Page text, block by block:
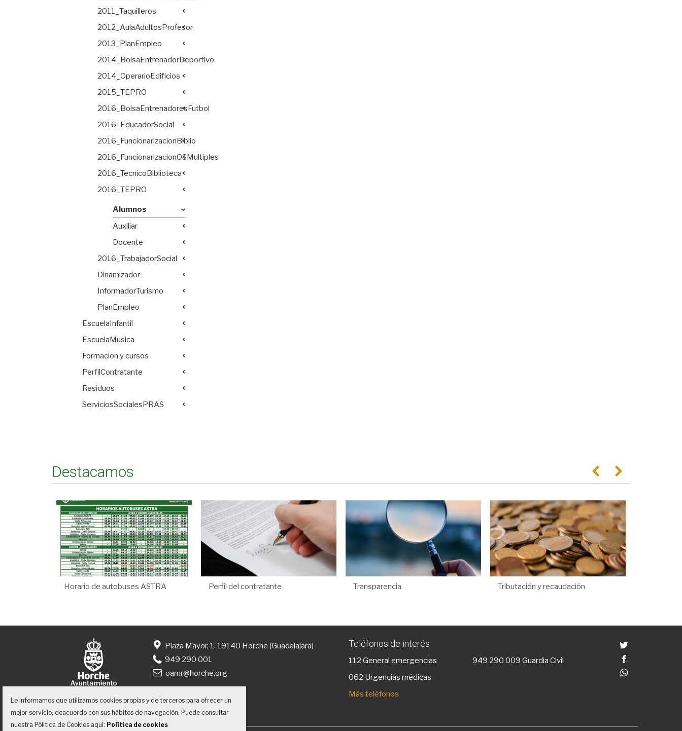
2011_Taquilleros
2012_AulaAdultosProfesor
2013_PlanEmpleo
2014_BolsaEntrenadorDeportivo
2014_OperarioEdificios
2015_TEPRO
2016_BolsaEntrenadoresFutbol
2016_EducadorSocial
2016_FuncionarizacionBiblio
2016_FuncionarizacionOSMultiples
2016_TecnicoBiblioteca
2016_TEPRO
Alumnos
Auxiliar
Docente
2016_TrabajadorSocial
Dinamizador
InformadorTurismo
PlanEmpleo
EscuelaInfantil
EscuelaMusica
Formacion y cursos
PerfilContratante
Residuos
ServiciosSocialesPRAS
Destacamos Anterior
Horario de autobuses ASTRA Perfil del contratante Transparencia Tributación y recaudación
Plaza Mayor, 1. 19140 Horche (Guadalajara)
949 290 001
oamr@horche.org
Teléfonos de interés
112 General emergencias 949 290 009 Guardia Civil
062 Urgencias médicas
Más teléfonos
Le informamos que utilizamos cookies propias y de terceros para ofrecer un
mejor servicio, deacuerdo con sus hábitos de navegación. Puede consultar
nuestra Pólitica de Cookies aquí: Política de cookies